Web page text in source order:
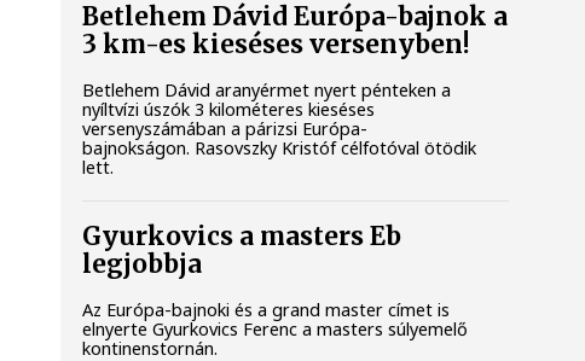
Betlehem Dávid Európa-bajnok a
3 km-es kieséses versenyben!
Betlehem Dávid aranyérmet nyert pénteken a
nyíltvízi úszók 3 kilométeres kieséses
versenyszámában a párizsi Európa-
bajnokságon. Rasovszky Kristóf célfotóval ötödik
lett.
Gyurkovics a masters Eb
legjobbja
Az Európa-bajnoki és a grand master címet is
elnyerte Gyurkovics Ferenc a masters súlyemelő
kontinenstornán.